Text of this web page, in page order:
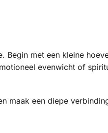
met een kleine
evenwicht of
maak een diepe